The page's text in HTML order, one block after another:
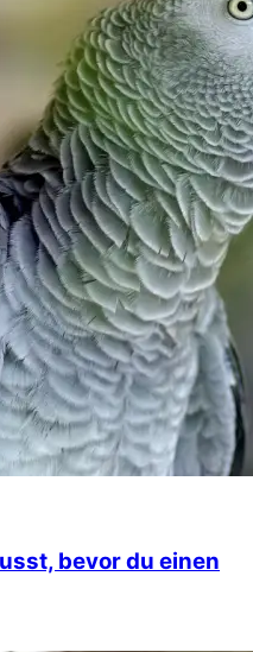
bevor du einen